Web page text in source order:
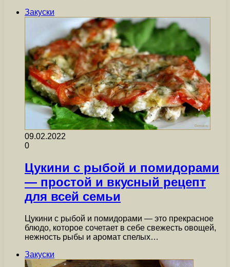
Закуски
09.02.2022
0
Цукини с рыбой и помидорами
— простой и вкусный рецепт
для всей семьи
Цукини с рыбой и помидорами — это прекрасное
блюдо, которое сочетает в себе свежесть овощей,
нежность рыбы и аромат спелых…
Закуски